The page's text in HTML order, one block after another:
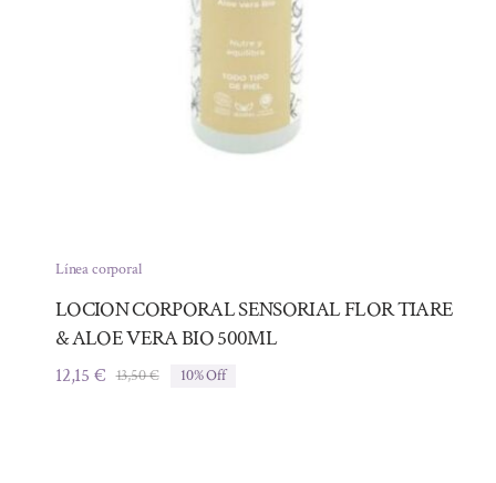
Línea corporal
LOCION CORPORAL SENSORIAL FLOR TIARE
& ALOE VERA BIO 500ML
13,50€El
12,15 €
El
10% Off